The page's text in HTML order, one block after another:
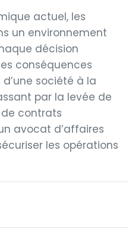
actuel, les
un environnement
décision
conséquences
société à la
par la levée de
contrats
avocat d’affaires
les opérations